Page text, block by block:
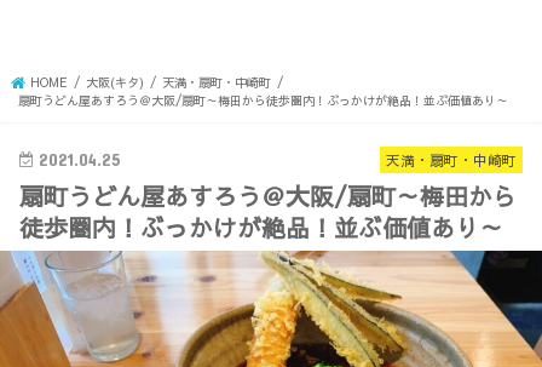
HOME 大阪(キタ)
天満・扇町・中崎町
扇町うどん屋あすろう＠大阪/扇町～梅田から徒歩圏内！ぶっかけが絶品！並ぶ価値あり～
天満・扇町・中崎町
2021.04.25
扇町うどん屋あすろう＠大阪/扇町～梅田から
徒歩圏内！ぶっかけが絶品！並ぶ価値あり～